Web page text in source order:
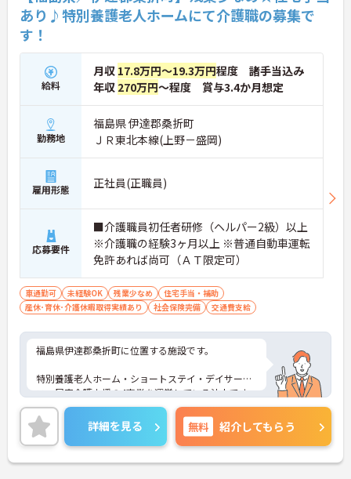
あり♪特別養護老人ホームにて介護職の募集で
す！
給料
月収 17.8万円～19.3万円程度 諸手当込み
年収 270万円～程度 賞与3.4か月想定
勤務地
福島県 伊達郡桑折町
ＪＲ東北本線(上野－盛岡)
雇用形態 正社員(正職員)
応募要件
■介護職員初任者研修（ヘルパー2級）以上
※介護職の経験3ヶ月以上 ※普通自動車運転
免許あれば尚可（ＡＴ限定可）
車通勤可 未経験OK 残業少なめ
住宅手当・補助
産休･育休･介護休暇取得実績あり
社会保険完備 交通費支給
福島県伊達郡桑折町に位置する施設です。
特別養護老人ホーム・ショートステイ・デイサービ
ス・居宅介護支援の4事業を運営している法人です。
地域に愛され、親しまれ、信頼される施設を目指
し、他職種協働でご利用者様をサポートしておりま
す。
詳細を見る 無料 紹介してもらう